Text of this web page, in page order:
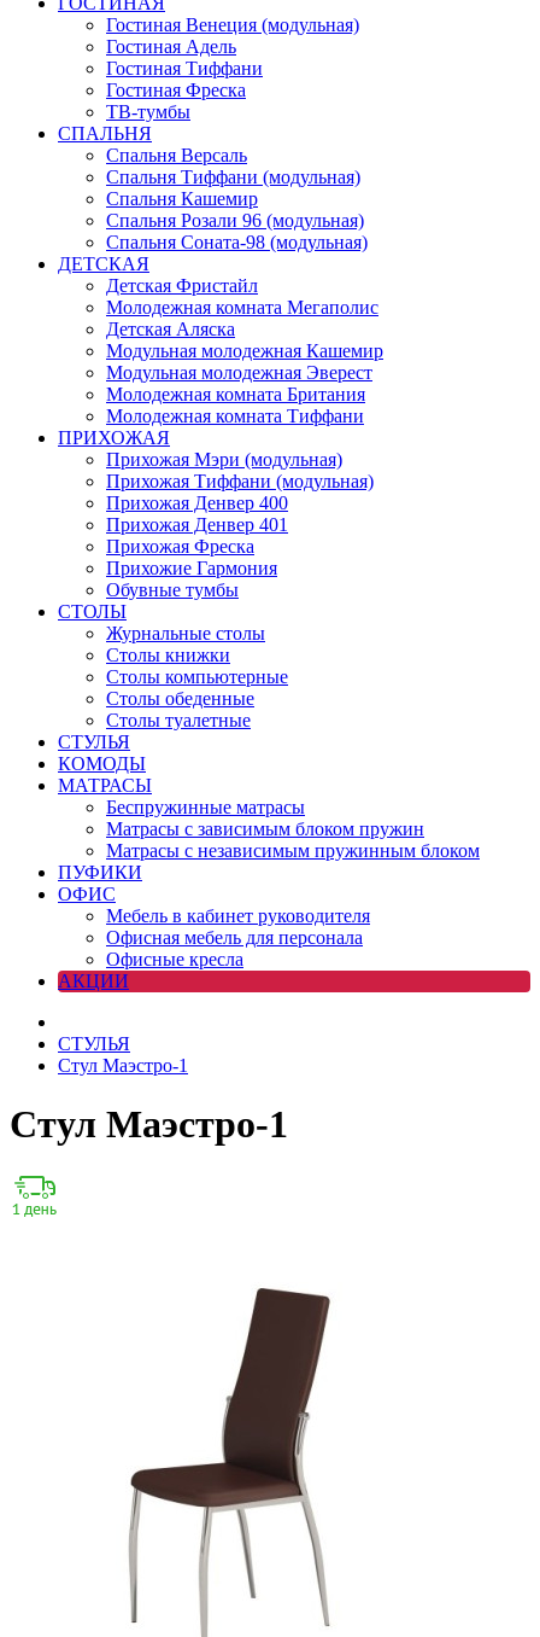
Гостиная Венеция (модульная)
Гостиная Адель
Гостиная Тиффани
Гостиная Фреска
ТВ-тумбы
СПАЛЬНЯ
Спальня Версаль
Спальня Тиффани (модульная)
Спальня Кашемир
Спальня Розали 96 (модульная)
Спальня Соната-98 (модульная)
ДЕТСКАЯ
Детская Фристайл
Молодежная комната Мегаполис
Детская Аляска
Модульная молодежная Кашемир
Модульная молодежная Эверест
Молодежная комната Британия
Молодежная комната Тиффани
ПРИХОЖАЯ
Прихожая Мэри (модульная)
Прихожая Тиффани (модульная)
Прихожая Денвер 400
Прихожая Денвер 401
Прихожая Фреска
Прихожие Гармония
Обувные тумбы
СТОЛЫ
Журнальные столы
Столы книжки
Столы компьютерные
Столы обеденные
Столы туалетные
СТУЛЬЯ
КОМОДЫ
МАТРАСЫ
Беспружинные матрасы
Матрасы с зависимым блоком пружин
Матрасы с независимым пружинным блоком
ПУФИКИ
ОФИС
Мебель в кабинет руководителя
Офисная мебель для персонала
Офисные кресла
АКЦИИ
СТУЛЬЯ
Стул Маэстро-1
Стул Маэстро-1